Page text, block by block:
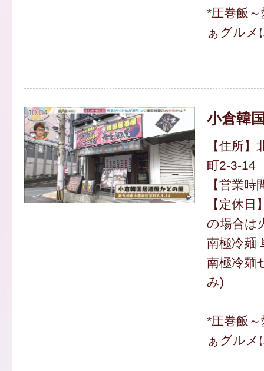
*圧巻飯
ぁグルメ
小倉韓
【住所
町2-3-14
【営業
【定休
の場合は
南極冷麺
南極冷麺
み)
*圧巻飯
ぁグルメ